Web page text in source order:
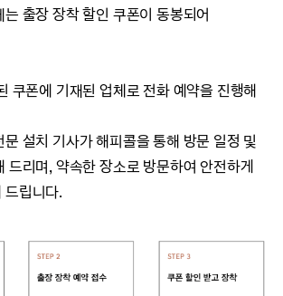
출장 장착 할인 쿠폰이 동봉되어
쿠폰에 기재된 업체로 전화 예약을 진행해
설치 기사가 해피콜을 통해 방문 일정 및
드리며, 약속한 장소로 방문하여 안전하게
드립니다.